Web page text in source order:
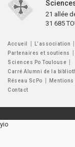
21 allée
31 685
Accueil L’association
Partenaires et soutiens
Sciences Po Toulouse
Carré Alumni de la
Réseau ScPo
Contact
yio